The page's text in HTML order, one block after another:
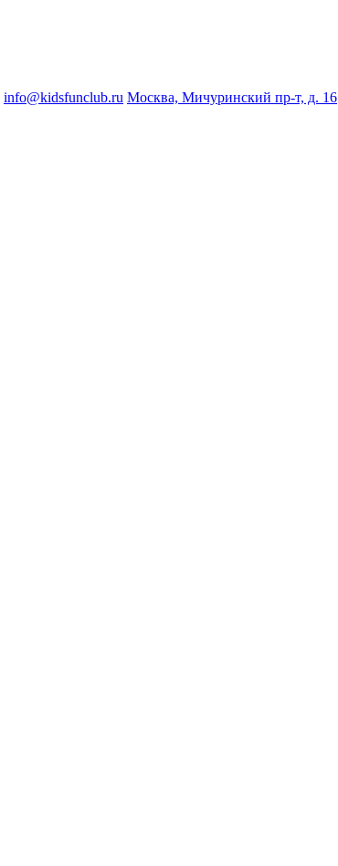
info@kidsfunclub.ru Москва, Мичуринский пр-т, д. 16